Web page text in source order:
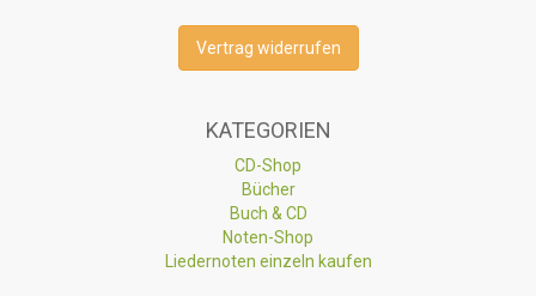
Vertrag widerrufen
KATEGORIEN
CD-Shop
Bücher
Buch & CD
Noten-Shop
Liedernoten einzeln kaufen